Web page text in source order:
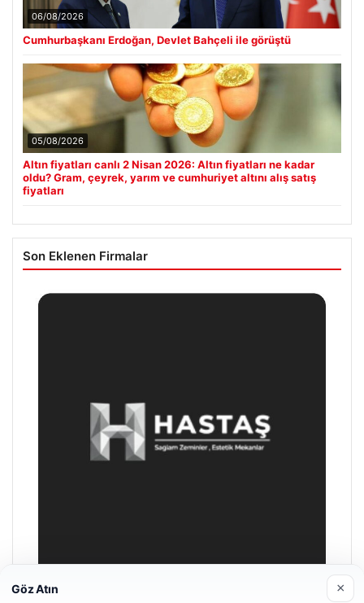
06/08/2026
Cumhurbaşkanı Erdoğan, Devlet Bahçeli ile görüştü
05/08/2026
Altın fiyatları canlı 2 Nisan 2026: Altın fiyatları ne kadar
oldu? Gram, çeyrek, yarım ve cumhuriyet altını alış satış
fiyatları
Son Eklenen Firmalar
Göz Atın ×